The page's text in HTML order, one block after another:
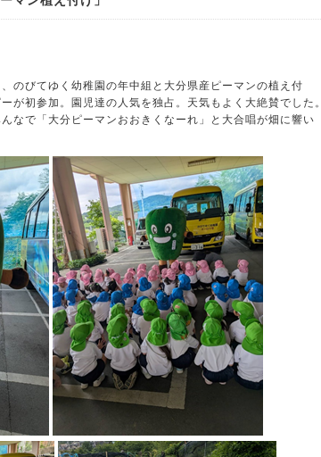
のびてゆく幼稚園の年中組と大分県産ピーマンの植え付
が初参加。園児達の人気を独占。天気もよく大絶賛でした。
なで「大分ピーマンおおきくなーれ」と大合唱が畑に響い